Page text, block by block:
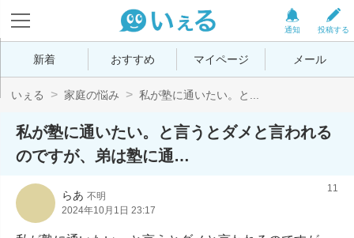
投稿する
通知
新着 おすすめ マイページ メール
いぇる 家庭の悩み 私が塾に通いたい。と...
私が塾に通いたい。と言うとダメと言われる
のですが、弟は塾に通…
らあ 不明
2024年10月1日 23:17
11